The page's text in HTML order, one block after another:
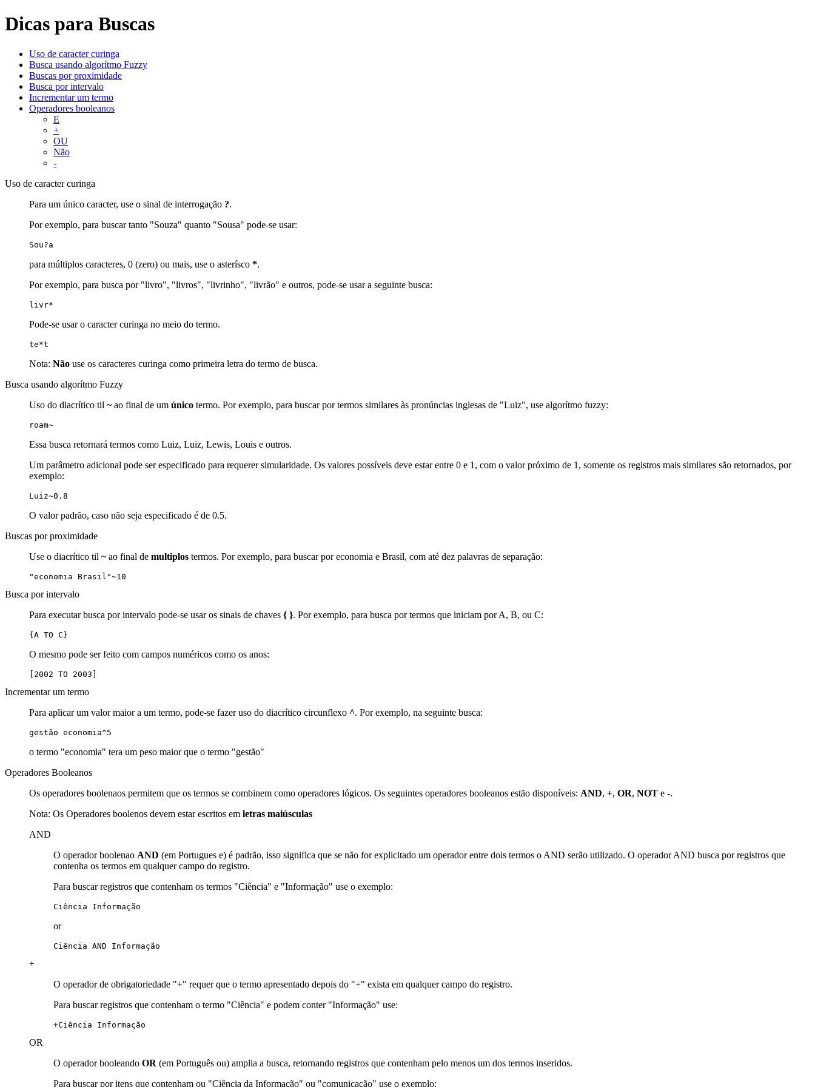
Dicas para Buscas
Uso de caracter curinga
Busca usando algorítmo Fuzzy
Buscas por proximidade
Busca por intervalo
Incrementar um termo
Operadores booleanos
E
+
OU
Não
-
Uso de caracter curinga
Para um único caracter, use o sinal de interrogação ?.
Por exemplo, para buscar tanto "Souza" quanto "Sousa" pode-se usar:
Sou?a
para múltiplos caracteres, 0 (zero) ou mais, use o asterísco *.
Por exemplo, para busca por "livro", "livros", "livrinho", "livrão" e outros, pode-se usar a seguinte busca:
livr*
Pode-se usar o caracter curinga no meio do termo.
te*t
Nota: Não use os caracteres curinga como primeira letra do termo de busca.
Busca usando algorítmo Fuzzy
Uso do diacrítico til ~ao final de um único termo. Por exemplo, para buscar por termos similares às pronúncias inglesas de "Luiz", use algorítmo fuzzy:
roam~
Essa busca retornará termos como Luiz, Luiz, Lewis, Louis e outros.
Um parâmetro adicional pode ser especificado para requerer simularidade. Os valores possíveis deve estar entre 0 e 1, com o valor próximo de 1, somente os registros mais similares são retornados, por
exemplo:
Luiz~0.8
O valor padrão, caso não seja especificado é de 0.5.
Buscas por proximidade
Use o diacrítico til ~ao final de multiplos termos. Por exemplo, para buscar por economia e Brasil, com até dez palavras de separação:
"economia Brasil"~10
Busca por intervalo
Para executar busca por intervalo pode-se usar os sinais de chaves { }. Por exemplo, para busca por termos que iniciam por A, B, ou C:
{A TO C}
O mesmo pode ser feito com campos numéricos como os anos:
[2002 TO 2003]
Incrementar um termo
Para aplicar um valor maior a um termo, pode-se fazer uso do diacrítico circunflexo ^. Por exemplo, na seguinte busca:
gestão economia^5
o termo "economia" tera um peso maior que o termo "gestão"
Operadores Booleanos
Os operadores boolenaos permitem que os termos se combinem como operadores lógicos. Os seguintes operadores booleanos estão disponíveis: AND, +, OR, NOT e -.
Nota: Os Operadores boolenos devem estar escritos em letras maiúsculas
AND
O operador boolenao AND (em Portugues e) é padrão, isso significa que se não for explicitado um operador entre dois termos o AND serão utilizado. O operador AND busca por registros que
contenha os termos em qualquer campo do registro.
Para buscar registros que contenham os termos "Ciência" e "Informação" use o exemplo:
Ciência Informação
or
Ciência AND Informação
+
O operador de obrigatoriedade "+" requer que o termo apresentado depois do "+" exista em qualquer campo do registro.
Para buscar registros que contenham o termo "Ciência" e podem conter "Informação" use:
+Ciência Informação
OR
O operador booleando OR (em Português ou) amplia a busca, retornando registros que contenham pelo menos um dos termos inseridos.
Para buscar por itens que contenham ou "Ciência da Informação" ou "comunicação" use o exemplo: